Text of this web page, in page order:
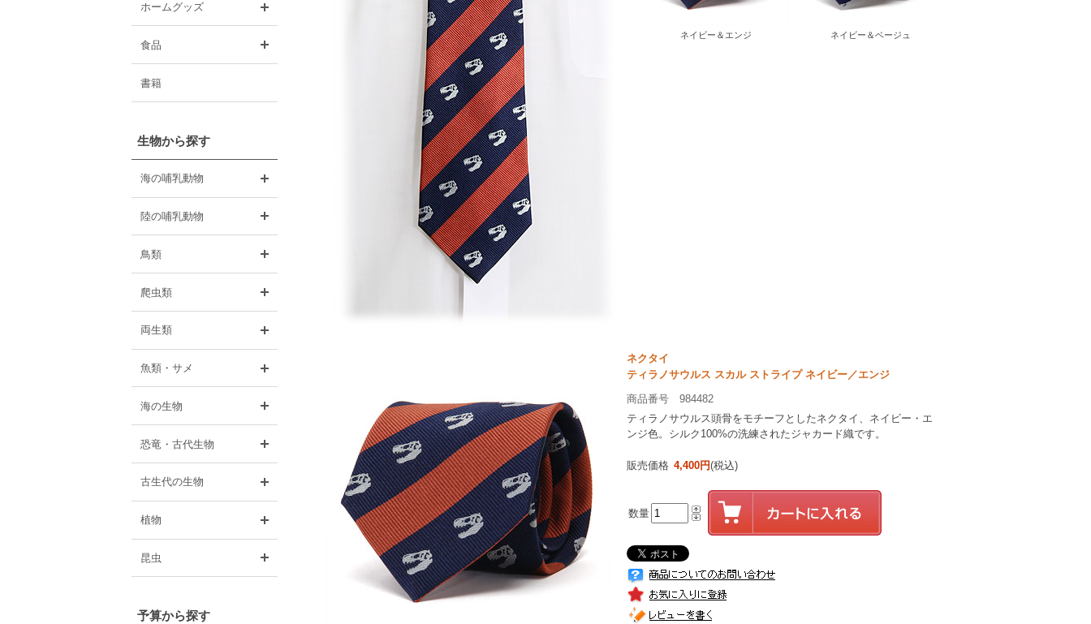
ホームグッズ
食品
書籍
生物から探す
海の哺乳動物
陸の哺乳動物
鳥類
爬虫類
両生類
魚類・サメ
海の生物
恐竜・古代生物
古生代の生物
植物
昆虫
予算から探す
ネイビー＆エンジ ネイビー＆ベージュ
ネクタイ
ティラノサウルス スカル ストライプ ネイビー／エンジ
商品番号 984482
ティラノサウルス頭骨をモチーフとしたネクタイ、ネイビー・エ
ンジ色。シルク100%の洗練されたジャカード織です。
販売価格 4,400円(税込)
数量